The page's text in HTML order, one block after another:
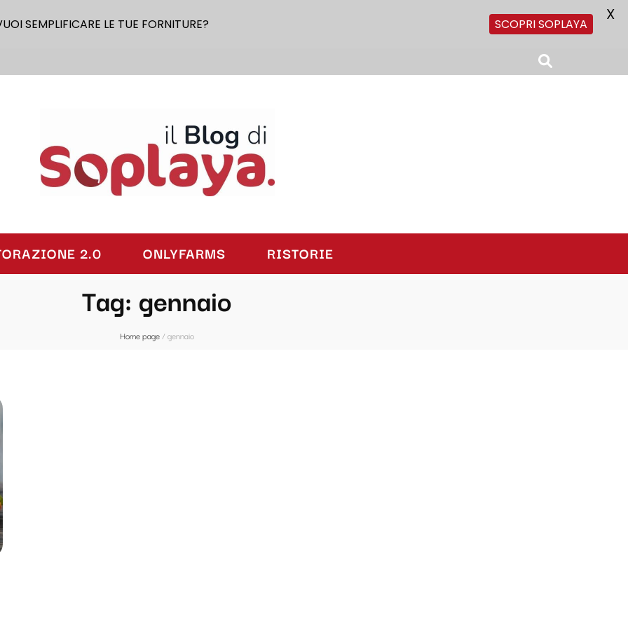
2.0 ONLYFARMS RISTORIE
Tag: gennaio
Home page/gennaio
SEMPLIFICARE LE TUE FORNITURE? SCOPRI SOPLAYA
X